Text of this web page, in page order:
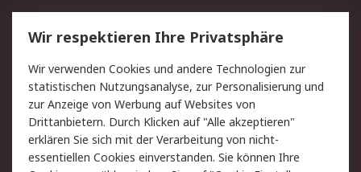
Service
Value Added Services
Lieferlösungen
Rücksendungen
Kontakt
Hilfe
Privatkunden
Rechtliches
AGB Datenschutz
Wir respektieren Ihre Privatsphäre
Wir verwenden Cookies und andere Technologien zur
statistischen Nutzungsanalyse, zur Personalisierung und
zur Anzeige von Werbung auf Websites von
Drittanbietern. Durch Klicken auf "Alle akzeptieren"
erklären Sie sich mit der Verarbeitung von nicht-
essentiellen Cookies einverstanden. Sie können Ihre